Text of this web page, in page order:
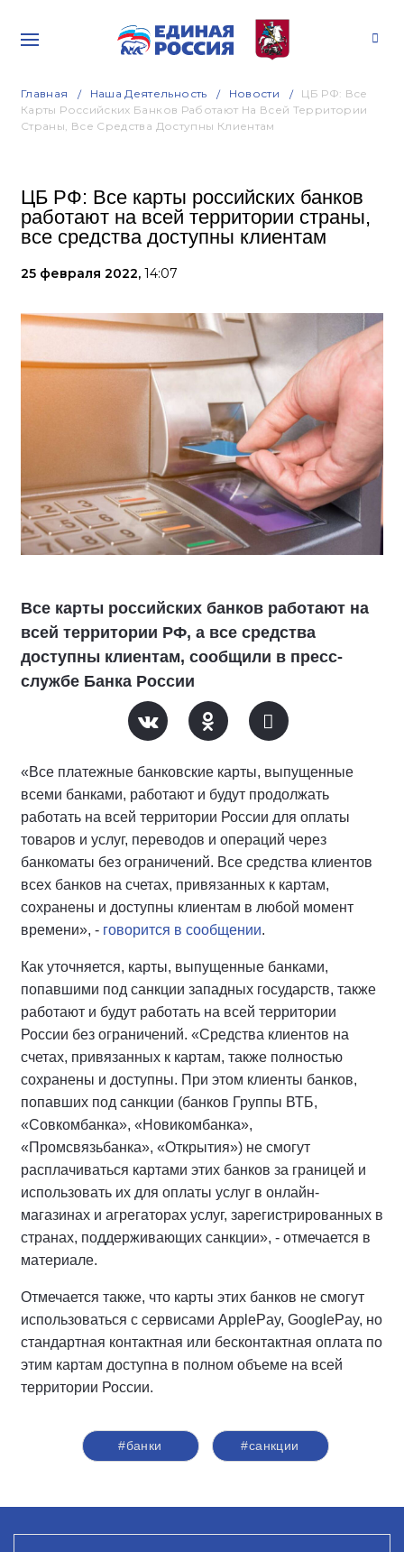
Главная Наша Деятельность Новости
ЦБ РФ: Все
Карты Российских Банков Работают На Всей Территории
Страны, Все Средства Доступны Клиентам
ЦБ РФ: Все карты российских банков
работают на всей территории страны,
все средства доступны клиентам
25 февраля 2022, 14:07
Все карты российских банков работают на
всей территории РФ, а все средства
доступны клиентам, сообщили в пресс-
службе Банка России
«Все платежные банковские карты, выпущенные
всеми банками, работают и будут продолжать
работать на всей территории России для оплаты
товаров и услуг, переводов и операций через
банкоматы без ограничений. Все средства клиентов
всех банков на счетах, привязанных к картам,
сохранены и доступны клиентам в любой момент
времени», - говорится в сообщении.
Как уточняется, карты, выпущенные банками,
попавшими под санкции западных государств, также
работают и будут работать на всей территории
России без ограничений. «Средства клиентов на
счетах, привязанных к картам, также полностью
сохранены и доступны. При этом клиенты банков,
попавших под санкции (банков Группы ВТБ,
«Совкомбанка», «Новикомбанка»,
«Промсвязьбанка», «Открытия») не смогут
расплачиваться картами этих банков за границей и
использовать их для оплаты услуг в онлайн-
магазинах и агрегаторах услуг, зарегистрированных в
странах, поддерживающих санкции», - отмечается в
материале.
Отмечается также, что карты этих банков не смогут
использоваться с сервисами ApplePay, GooglePay, но
стандартная контактная или бесконтактная оплата по
этим картам доступна в полном объеме на всей
территории России.
#банки #санкции